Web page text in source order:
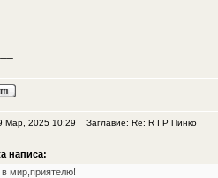
Мар, 2025 10:29 Заглавие: Re: R I P Пинко
написа:
мир,приятелю!